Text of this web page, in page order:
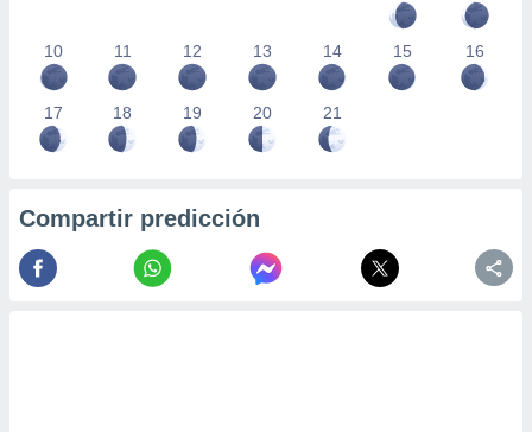
10 11 12 13 14 15 16
17 18 19 20 21
Compartir predicción